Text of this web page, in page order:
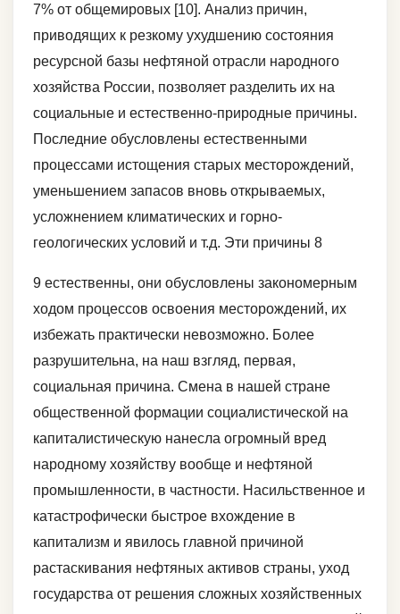
7% от общемировых [10]. Анализ причин,
приводящих к резкому ухудшению состояния
ресурсной базы нефтяной отрасли народного
хозяйства России, позволяет разделить их на
социальные и естественно-природные причины.
Последние обусловлены естественными
процессами истощения старых месторождений,
уменьшением запасов вновь открываемых,
усложнением климатических и горно-
геологических условий и т.д. Эти причины 8
9 естественны, они обусловлены закономерным
ходом процессов освоения месторождений, их
избежать практически невозможно. Более
разрушительна, на наш взгляд, первая,
социальная причина. Смена в нашей стране
общественной формации социалистической на
капиталистическую нанесла огромный вред
народному хозяйству вообще и нефтяной
промышленности, в частности. Насильственное и
катастрофически быстрое вхождение в
капитализм и явилось главной причиной
растаскивания нефтяных активов страны, уход
государства от решения сложных хозяйственных